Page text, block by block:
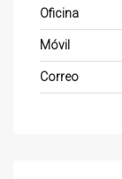
Oficina
Móvil
Correo